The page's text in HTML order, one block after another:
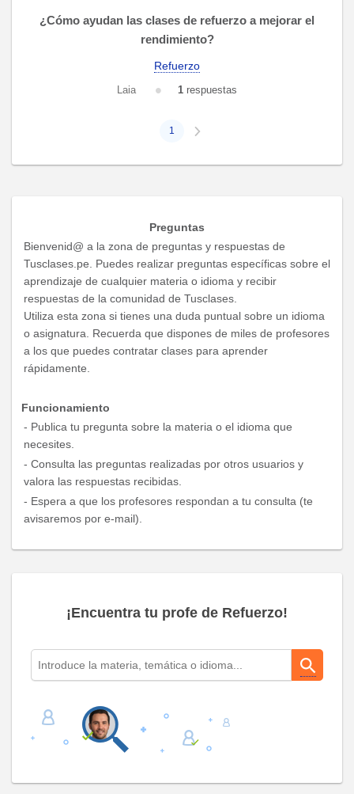
¿Cómo ayudan las clases de refuerzo a mejorar el
rendimiento?
Refuerzo
Laia 1 respuestas
1
Preguntas
Bienvenid@ a la zona de preguntas y respuestas de
Tusclases.pe. Puedes realizar preguntas específicas sobre el
aprendizaje de cualquier materia o idioma y recibir
respuestas de la comunidad de Tusclases.
Utiliza esta zona si tienes una duda puntual sobre un idioma
o asignatura. Recuerda que dispones de miles de profesores
a los que puedes contratar clases para aprender
rápidamente.
Funcionamiento
- Publica tu pregunta sobre la materia o el idioma que
necesites.
- Consulta las preguntas realizadas por otros usuarios y
valora las respuestas recibidas.
- Espera a que los profesores respondan a tu consulta (te
avisaremos por e-mail).
¡Encuentra tu profe de Refuerzo!